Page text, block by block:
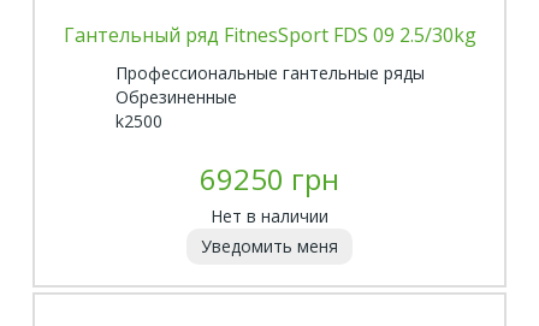
Гантельный ряд FitnesSport FDS 09 2.5/30kg
Профессиональные гантельные ряды
Обрезиненные
k2500
69250 грн
Нет в наличии
Уведомить меня